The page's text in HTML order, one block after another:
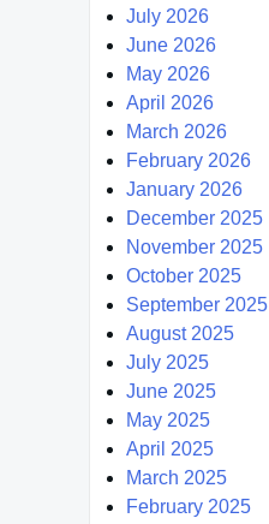
July 2026
June 2026
May 2026
April 2026
March 2026
February 2026
January 2026
December 2025
November 2025
October 2025
September 2025
August 2025
July 2025
June 2025
May 2025
April 2025
March 2025
February 2025